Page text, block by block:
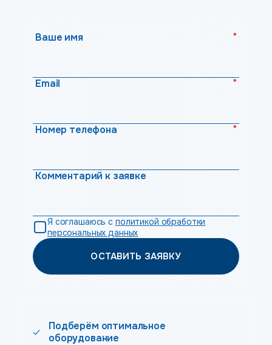
Ваше имя *
Email *
Номер телефона *
Комментарий к заявке
Я соглашаюсь с политикой обработки
персональных данных
ОСТАВИТЬ ЗАЯВКУ
Подберём оптимальное
оборудование